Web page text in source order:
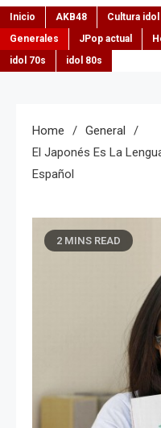
Inicio AKB48 Cultura idol
Generales
JPop actual
idol 70s
idol 80s
Home
General
El Japonés Es La
Español
2 MINS READ